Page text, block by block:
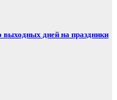
выходных дней на праздники